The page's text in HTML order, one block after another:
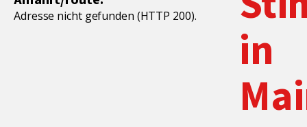
Adresse nicht gefunden (HTTP 200).
in